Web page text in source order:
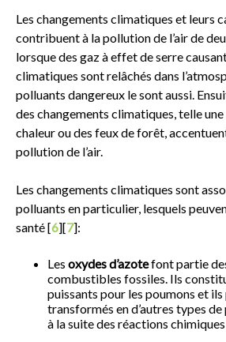
Les changements climatiques et leurs
contribuent à la pollution de l’air de
lorsque des gaz à effet de serre
climatiques sont relâchés dans
polluants dangereux le sont aussi.
des changements climatiques, telle
chaleur ou des feux de forêt,
pollution de l’air.
Les changements climatiques sont
polluants en particulier, lesquels
santé [6][7]:
Les oxydes d’azotefont partie
combustibles fossiles. Ils
puissants pour les poumons et
transformés en d’autres types
à la suite des réactions chimiques